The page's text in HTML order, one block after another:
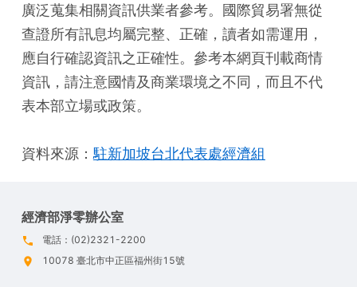
廣泛蒐集相關資訊供業者參考。國際貿易署無從
查證所有訊息均屬完整、正確，讀者如需運用，
應自行確認資訊之正確性。參考本網頁刊載商情
資訊，請注意國情及商業環境之不同，而且不代
表本部立場或政策。
資料來源： 駐新加坡台北代表處經濟組
經濟部淨零辦公室
電話：(02)2321-2200
10078 臺北市中正區福州街15號